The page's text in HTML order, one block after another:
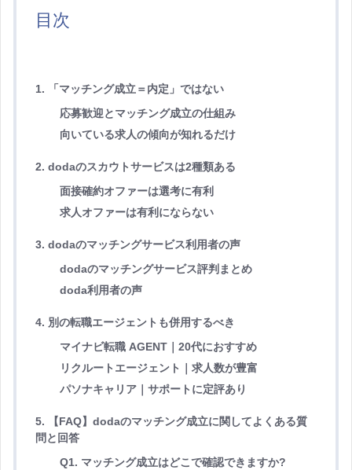
目次
1. 「マッチング成立＝内定」ではない
応募歓迎とマッチング成立の仕組み
向いている求人の傾向が知れるだけ
2. dodaのスカウトサービスは2種類ある
面接確約オファーは選考に有利
求人オファーは有利にならない
3. dodaのマッチングサービス利用者の声
dodaのマッチングサービス評判まとめ
doda利用者の声
4. 別の転職エージェントも併用するべき
マイナビ転職 AGENT｜20代におすすめ
リクルートエージェント｜求人数が豊富
パソナキャリア｜サポートに定評あり
5. 【FAQ】dodaのマッチング成立に関してよくある質
問と回答
Q1. マッチング成立はどこで確認できますか?